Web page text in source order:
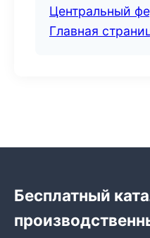
Центральный
Главная
Бесплатный